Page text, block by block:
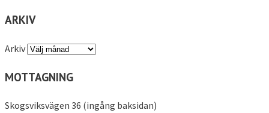
ARKIV
Arkiv
MOTTAGNING
Skogsviksvägen 36 (ingång baksidan)